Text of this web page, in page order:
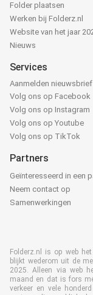
Folder plaatsen
Werken bij Folderz.nl
Website van het jaar
Nieuws
Services
Aanmelden nieuwsbrief
Volg ons op Facebook
Volg ons op Instagram
Volg ons op Youtube
Volg ons op TikTok
Partners
Geïnteresseerd in een
Neem contact op
Samenwerkingen
Folderz.nl is op web
blijkt wederom uit de
2025. Alleen via web
maand en dat is fors
verkeer en vele